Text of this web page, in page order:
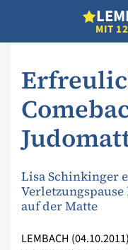
L
MIT
Lisa Schinkinger
auf der Matte
LEMBACH